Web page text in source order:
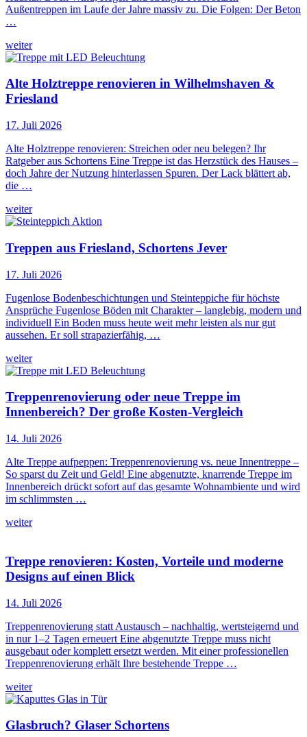
Außentreppen im Laufe der Jahre massiv zu. Die Folgen: Der Beton
…
weiter
Alte Holztreppe renovieren in Wilhelmshaven &
Friesland
17. Juli 2026
Alte Holztreppe renovieren: Streichen oder neu belegen? Ihr
Ratgeber aus Schortens Eine Treppe ist das Herzstück des Hauses –
doch Jahre der Nutzung hinterlassen Spuren. Der Lack blättert ab,
die …
weiter
Treppen aus Friesland, Schortens Jever
17. Juli 2026
Fugenlose Bodenbeschichtungen und Steinteppiche für höchste
Ansprüche Fugenlose Böden mit Charakter – langlebig, modern und
individuell Ein Boden muss heute weit mehr leisten als nur gut
aussehen. Er soll strapazierfähig, …
weiter
Treppenrenovierung oder neue Treppe im
Innenbereich? Der große Kosten-Vergleich
14. Juli 2026
Alte Treppe aufpeppen: Treppenrenovierung vs. neue Innentreppe –
So sparst du Zeit und Geld! Eine abgenutzte, knarrende Treppe im
Innenbereich drückt sofort auf das gesamte Wohnambiente und wird
im schlimmsten …
weiter
Treppe renovieren: Kosten, Vorteile und moderne
Designs auf einen Blick
14. Juli 2026
Treppenrenovierung statt Austausch – nachhaltig, wertsteigernd und
in nur 1–2 Tagen erneuert Eine abgenutzte Treppe muss nicht
ausgebaut oder komplett ersetzt werden. Mit einer professionellen
Treppenrenovierung erhält Ihre bestehende Treppe …
weiter
Glasbruch? Glaser Schortens